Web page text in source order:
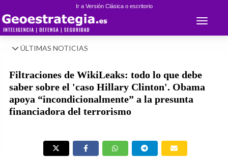
Ir a Versión Clásica o escritorio
Toggle
ÚLTIMAS NOTICIAS
Filtraciones de WikiLeaks: todo lo que debe
saber sobre el 'caso Hillary Clinton'. Obama
apoya “incondicionalmente” a la presunta
financiadora del terrorismo